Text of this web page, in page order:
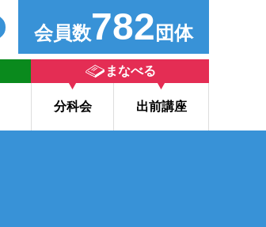
会員数782 団体
まなべる
分科会 出前講座